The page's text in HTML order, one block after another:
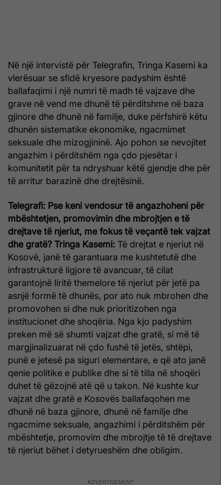
Në një intervistë për Telegrafin, Tringa Kasemi ka
vlerësuar se sfidë kryesore padyshim është
ballafaqimi i një numri të madh të vajzave dhe
grave në vend me dhunë të përditshme në baza
gjinore dhe dhunë në familje, duke përfshirë këtu
dhunën sistematike ekonomike, ngacmimet
seksuale dhe mizogjininë. Ajo pohon se nevojitet
angazhim i përditshëm nga çdo pjesëtar i
komunitetit për ta ndryshuar këtë gjendje dhe për
të arritur barazinë dhe drejtësinë.
Telegrafi: Pse keni vendosur të angazhoheni për
mbështetjen, promovimin dhe mbrojtjen e të
drejtave të njeriut, me fokus të veçantë tek vajzat
dhe gratë? Tringa Kasemi: Të drejtat e njeriut në
Kosovë, janë të garantuara me kushtetutë dhe
infrastrukturë ligjore të avancuar, të cilat
garantojnë liritë themelore të njeriut për jetë pa
asnjë formë të dhunës, por ato nuk mbrohen dhe
promovohen si dhe nuk prioritizohen nga
institucionet dhe shoqëria. Nga kjo padyshim
preken më së shumti vajzat dhe gratë, si më të
margjinalizuarat në çdo fushë të jetës, shtëpi,
punë e jetesë pa siguri elementare, e që ato janë
qenie politike e publike dhe si të tilla në shoqëri
duhet të gëzojnë atë që u takon. Në kushte kur
vajzat dhe gratë e Kosovës ballafaqohen me
dhunë në baza gjinore, dhunë në familje dhe
ngacmime seksuale, angazhimi i përditshëm për
mbështetje, promovim dhe mbrojtje të të drejtave
të njeriut bëhet i detyrueshëm dhe obligim.